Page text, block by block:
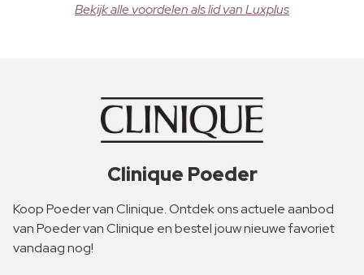
Bekijk alle voordelen als lid van Luxplus
Clinique Poeder
Koop Poeder van Clinique. Ontdek ons actuele aanbod
van Poeder van Clinique en bestel jouw nieuwe favoriet
vandaag nog!